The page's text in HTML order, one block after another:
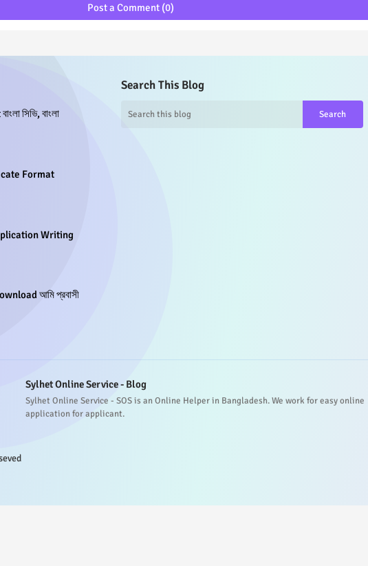
Post a Comment (0)
সিভি, বাংলা
Format
Writing
আমি প্রবাসী
Search This Blog
Sylhet Online Service - Blog
Sylhet Online Service - SOS is an Online Helper in Bangladesh. We work for easy online
application for applicant.